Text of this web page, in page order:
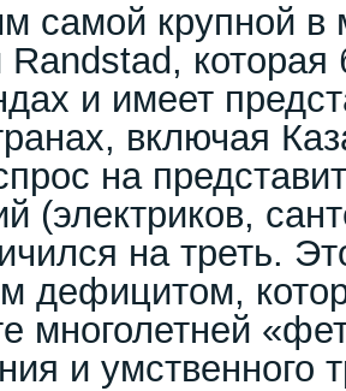
самой крупной в
которая
и имеет
включая
на
(электриков,
на треть.
дефицитом,
многолетней
и умственного